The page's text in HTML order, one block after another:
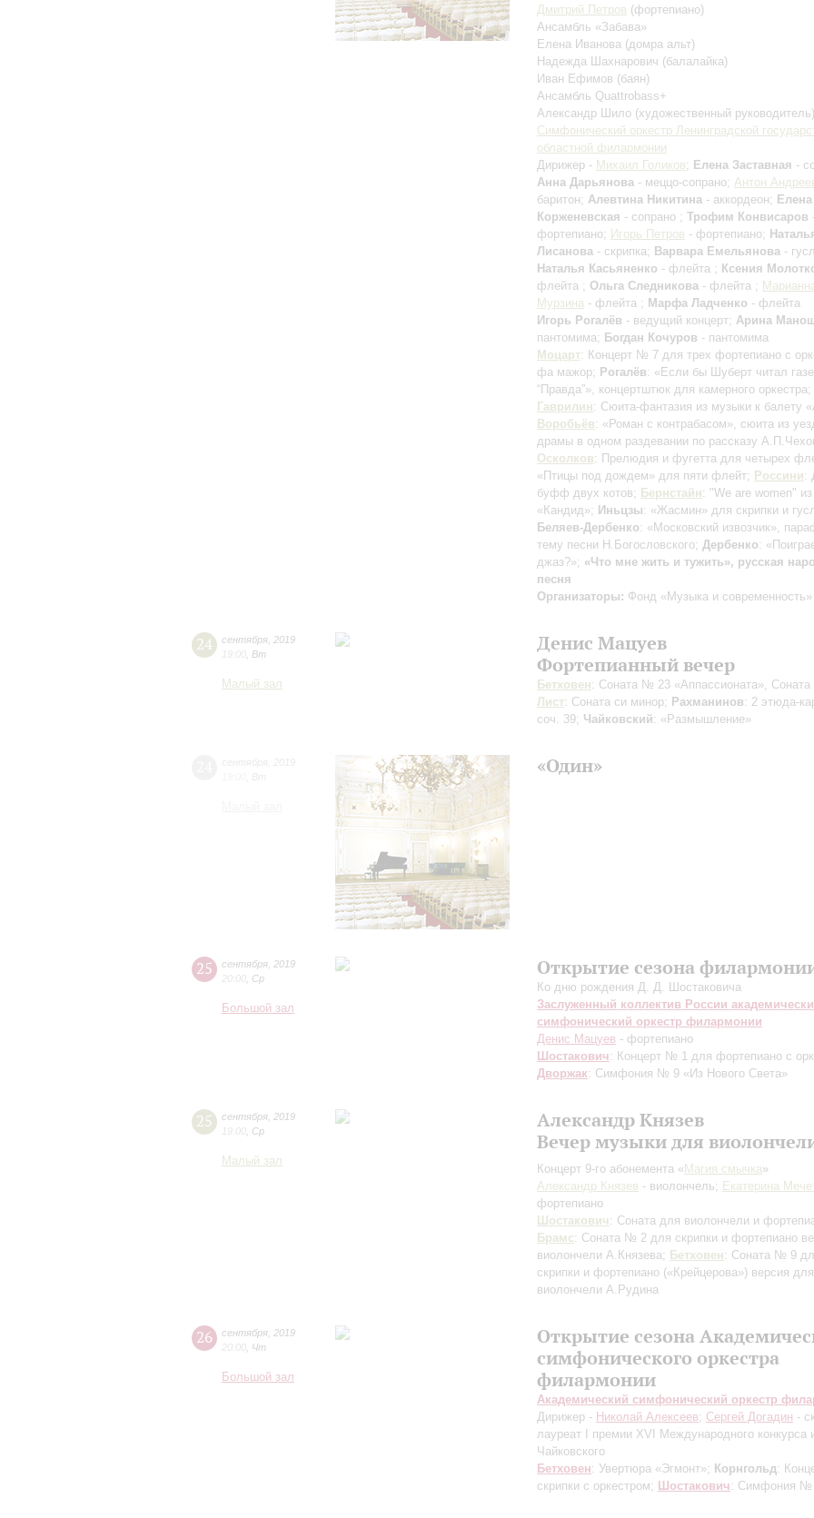
Дмитрий Петров (фортепиано)
Ансамбль «Забава»
Елена Иванова (домра альт)
Надежда Шахнарович (балалайка)
Иван Ефимов (баян)
Ансамбль Quattrobass+
Александр Шило (художественный руководитель)
Симфонический оркестр Ленинградской
областной филармонии
Дирижер - Михаил Голиков; Елена Заставная -
Анна Дарьянова - меццо-сопрано; Антон
баритон; Алевтина Никитина - аккордеон; Елена
Корженевская - сопрано ; Трофим Конвисаров
фортепиано; Игорь Петров - фортепиано;
Лисанова - скрипка; Варвара Емельянова -
Наталья Касьяненко - флейта ; Ксения
флейта ; Ольга Следникова - флейта ;
Мурзина - флейта ; Марфа Ладченко - флейта
Игорь Рогалёв - ведущий концерт; Арина
пантомима; Богдан Кочуров - пантомима
Моцарт: Концерт № 7 для трех фортепиано с
фа мажор; Рогалёв: «Если бы Шуберт читал
“Правда”», концертштюк для камерного оркестра;
Гаврилин: Сюита-фантазия из музыки к балету
Воробьёв: «Роман с контрабасом», сюита из
драмы в одном раздевании по рассказу
Осколков: Прелюдия и фугетта для четырех
«Птицы под дождем» для пяти флейт; Россини:
буфф двух котов; Бернстайн: "We are women"
«Кандид»; Иньцзы: «Жасмин» для скрипки и
Беляев-Дербенко: «Московский извозчик»,
тему песни Н.Богословского; Дербенко:
джаз?»; «Что мне жить и тужить», русская
песня
Организаторы: Фонд «Музыка и современность»
24 сентября 2019
19:00 Вт
Малый зал
Денис Мацуев
Фортепианный вечер
Бетховен: Соната № 23 «Аппассионата»,
Лист: Соната си минор; Рахманинов: 2 этюда-
соч. 39; Чайковский: «Размышление»
«Один»
25 сентября 2019
20:00 Ср
Большой зал
Открытие сезона
Ко дню рождения Д. Д. Шостаковича
Заслуженный коллектив России
симфонический оркестр филармонии
Денис Мацуев - фортепиано
Шостакович: Концерт № 1 для фортепиано с
Дворжак: Симфония № 9 «Из Нового Света»
25 сентября 2019
19:00 Ср
Малый зал
Александр Князев
Вечер музыки для
Концерт 9-го абонемента « Магия смычка»
Александр Князев - виолончель; Екатерина
фортепиано
Шостакович : Соната для виолончели и
Брамс: Соната № 2 для скрипки и фортепиано
виолончели А.Князева; Бетховен: Соната № 9
скрипки и фортепиано («Крейцерова») версия для
виолончели А.Рудина
26 сентября 2019
20:00 Чт
Большой зал
Открытие сезона
симфонического оркестра
филармонии
Академический симфонический оркестр
Дирижер - Николай Алексеев; Сергей Догадин -
лауреат I премии XVI Международного конкурса
Чайковского
Бетховен: Увертюра «Эгмонт»; Корнгольд:
скрипки с оркестром; Шостакович: Симфония №